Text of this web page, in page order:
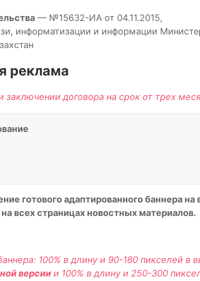
— №15632-ИА от 04.11.2015,
информатизации и информации
реклама
заключении договора на срок от трех
готового адаптированного баннера на
всех страницах новостных материалов.
100% в длину и 90-180 пикселей в
версии и 100% в длину и 250-300